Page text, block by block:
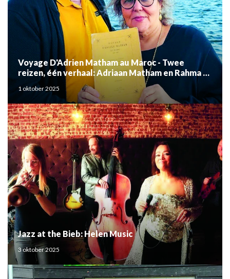
Voyage D'Adrien Matham au Maroc - Twee
reizen, één verhaal: Adriaan Matham en Rahma el
Mouden
1 oktober 2025
Jazz at the Bieb: Helen Music
3 oktober 2025